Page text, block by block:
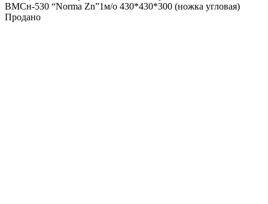
ВМСн-530 “Norma Zn”1м/о 430*430*300 (ножка угловая)
Продано